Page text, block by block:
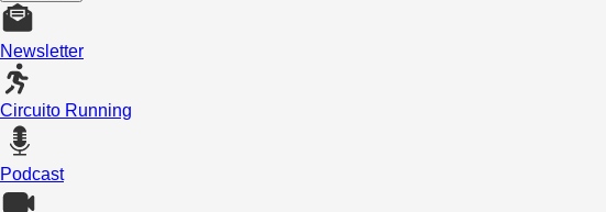
Newsletter
Circuito Running
Podcast